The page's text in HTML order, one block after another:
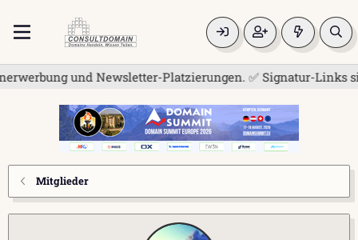
und Newsletter-Platzierungen. ✅ Signatur-Links
Mitglieder